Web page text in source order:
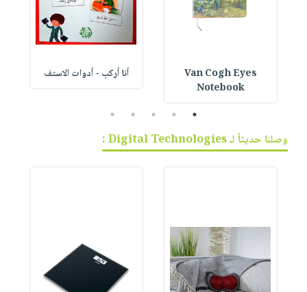
Van Cogh Eyes
Notebook
أنا أركب - أدوات الاستف
1
2
3
4
5
وصلنا حديثاً لـ Digital Technologies :